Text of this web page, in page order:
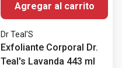
Agregar al carrito
Dr Teal'S
Exfoliante Corporal Dr.
Teal's Lavanda 443 ml